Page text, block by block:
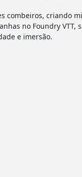
combeiros, criando
no Foundry VTT,
e imersão.